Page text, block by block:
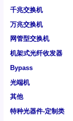
千兆交换机
万兆交换机
网管型交换机
机架式光纤收发器
Bypass
光端机
其他
特种光器件-定制类